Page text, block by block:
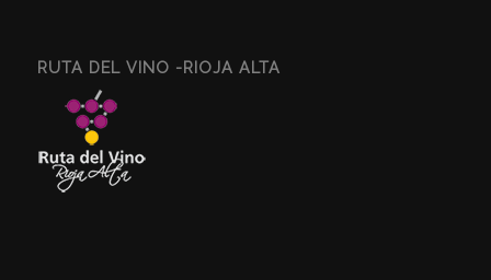
RUTA DEL VINO -RIOJA ALTA